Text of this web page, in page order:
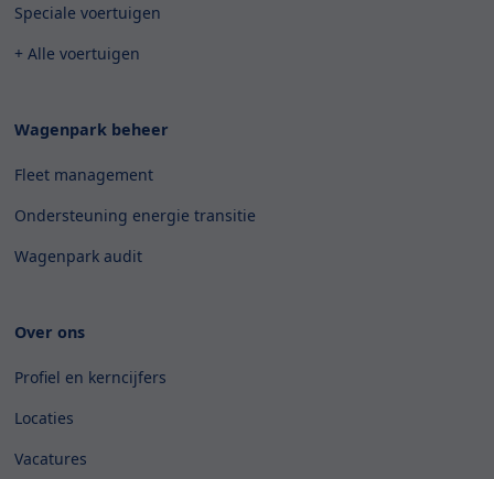
Speciale voertuigen
+ Alle voertuigen
Wagenpark beheer
Fleet management
Ondersteuning energie transitie
Wagenpark audit
Over ons
Profiel en kerncijfers
Locaties
Vacatures